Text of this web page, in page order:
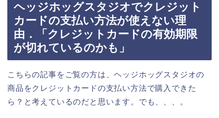
ヘッジホッグスタジオでクレジット
カードの支払い方法が使えない理
由．「クレジットカードの有効期限
が切れているのかも」
こちらの記事をご覧の方は、ヘッジホッグスタジオの
商品をクレジットカードの支払い方法で購入できた
ら？と考えているのだと思います。でも、、、。